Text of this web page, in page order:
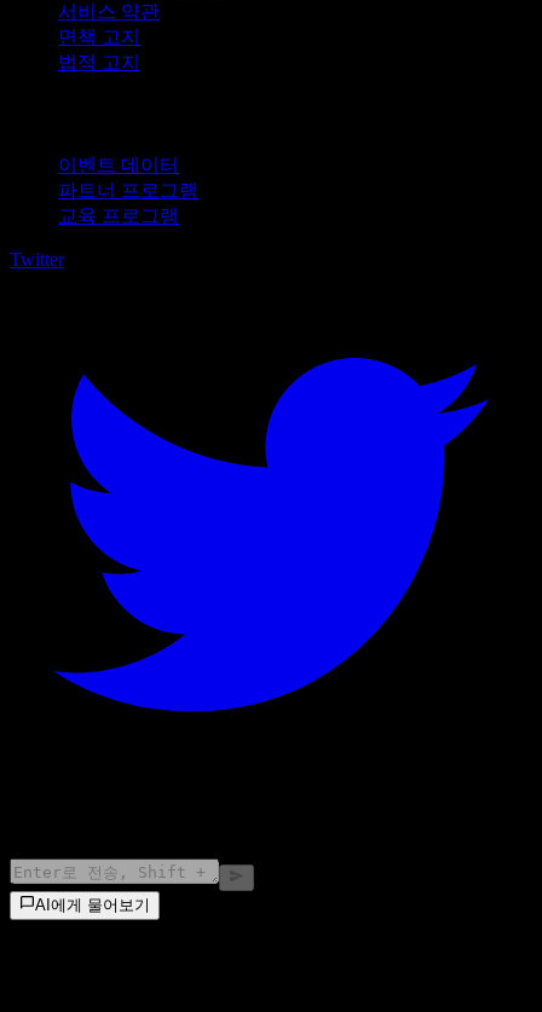
서비스 약관
면책 고지
법적 고지
이벤트 데이터
파트너 프로그램
교육 프로그램
Twitter
AI에게 물어보기